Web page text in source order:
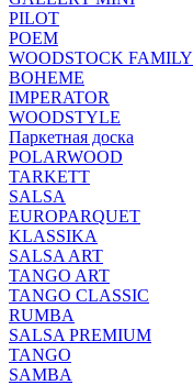
PILOT
POEM
WOODSTOCK FAMILY
BOHEME
IMPERATOR
WOODSTYLE
Паркетная доска
POLARWOOD
TARKETT
SALSA
EUROPARQUET
KLASSIKA
SALSA ART
TANGO ART
TANGO CLASSIC
RUMBA
SALSA PREMIUM
TANGO
SAMBA